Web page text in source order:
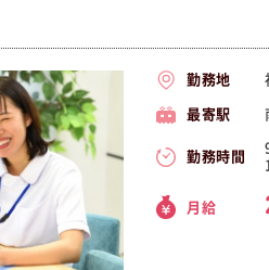
勤務地
最寄駅
勤務時間
月給